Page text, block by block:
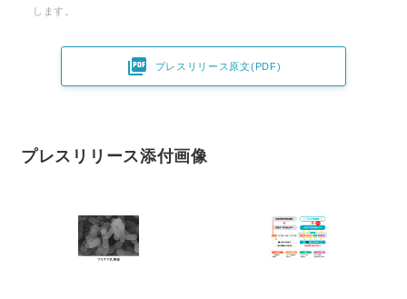
します。
 プレスリリース原文(PDF)
プレスリリース添付画像